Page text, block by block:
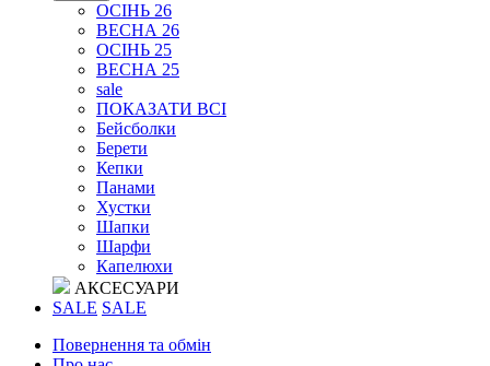
ОСІНЬ 26
ВЕСНА 26
ОСІНЬ 25
ВЕСНА 25
sale
ПОКАЗАТИ ВСІ
Бейсболки
Берети
Кепки
Панами
Хустки
Шапки
Шарфи
Капелюхи
АКСЕСУАРИ
SALE SALE
Повернення та обмін